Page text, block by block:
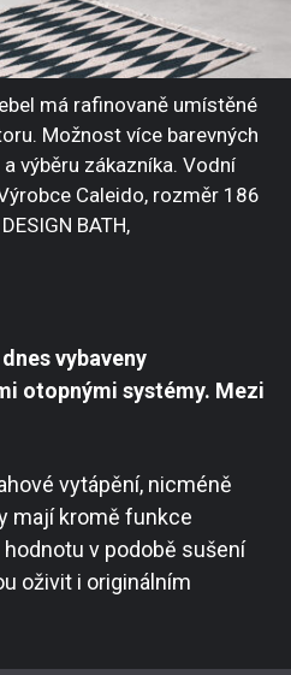
má rafinovaně umístěné
Možnost více barevných
výběru zákazníka. Vodní
Caleido, rozměr 186
BATH,
vybaveny
otopnými systémy. Mezi
vytápění, nicméně
mají kromě funkce
v podobě sušení
oživit i originálním